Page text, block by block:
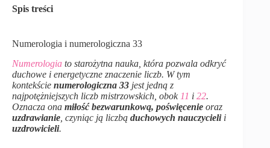
Spis treści
Numerologia i numerologiczna 33
Numerologia to starożytna nauka, która pozwala odkryć
duchowe i energetyczne znaczenie liczb. W tym
kontekście numerologiczna 33 jest jedną z
najpotężniejszych liczb mistrzowskich, obok 11 i 22.
Oznacza ona miłość bezwarunkową, poświęcenie oraz
uzdrawianie , czyniąc ją liczbą duchowych nauczycielii
uzdrowicieli.